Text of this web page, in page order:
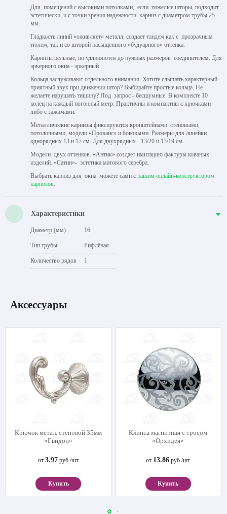
Для помещений с высокими потолками, если тяжелые шторы, подходит
эстетически, и с точки зрения надежности карниз с диаметром трубы 25
мм.
Гладкость линий «оживляет» металл, создает тандем как с прозрачным
тюлем, так и со шторой насыщенного «будуарного» оттенка.
Карнизы цельные, но удлиняются до нужных размеров соединителем. Для
эркерного окна - эркерный .
Кольца заслуживают отдельного внимания. Хотите слышать характерный
приятный звук при движении штор? Выбирайте простые кольца. Не
желаете нарушать тишину? Под запрос - бесшумные. В комплекте 10
колец на каждый погонный метр. Практичны и компактны с крючками
либо с зажимами.
Металлические карнизы фиксируются кронштейнами: стеновыми,
потолочными, модели «Прованс» и боковыми. Размеры для линейки
однорядных 13 и 17 см. Для двухрядных - 13/20 и 13/19 см.
Модели двух оттенков. «Антик» создает имитацию фактуры кованых
изделий. «Сатин»- эстетика матового серебра.
Выбрать карниз для окна можете сами с нашим онлайн-конструктором
карнизов.
Характеристики
Диаметр (мм) 16
Тип трубы Рифлёная
Количество рядов 1
Аксессуары
Крючок метал. стеновой 35мм
«Гвидон»
от3.97 руб./шт
Купить
Клипса магнитная с тросом
«Орхидея»
от 13.86 руб./шт
Купить